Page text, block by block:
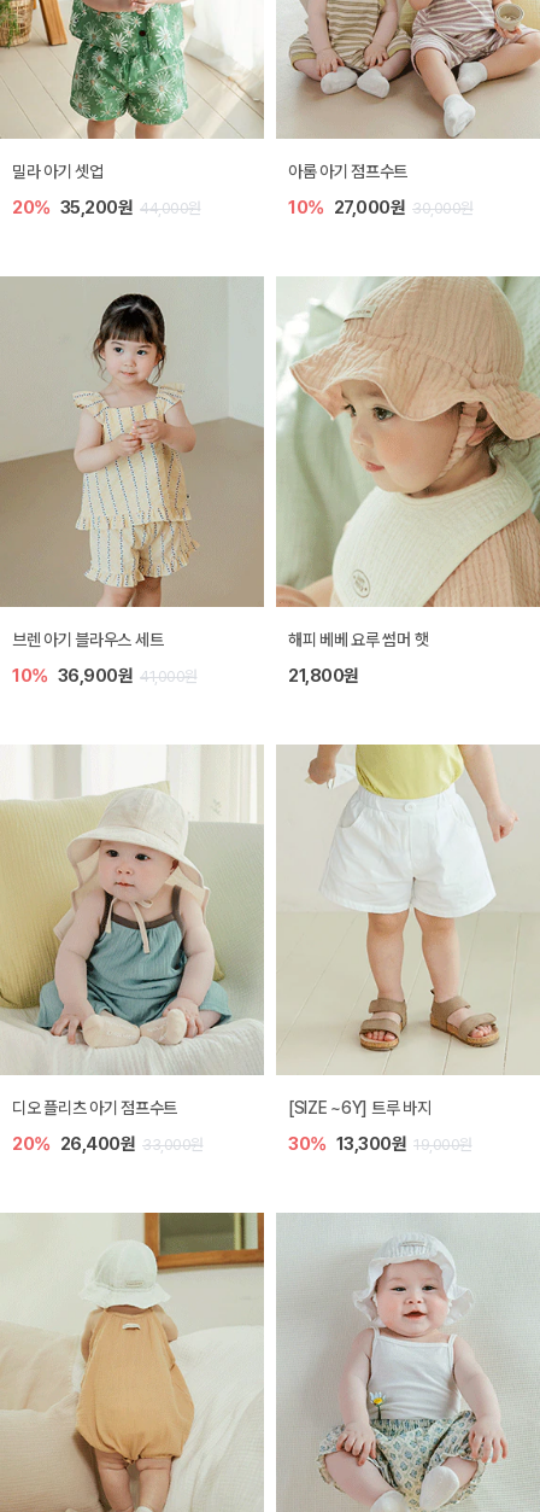
밀라 아기 셋업
20% 35,200원 44,000원
아롬 아기 점프수트
10% 27,000원 30,000원
브렌 아기 블라우스 세트
10% 36,900원 41,000원
해피 베베 요루 썸머 햇
21,800원
디오 플리츠 아기 점프수트
20% 26,400원 33,000원
[SIZE ~6Y] 트루 바지
30% 13,300원 19,000원